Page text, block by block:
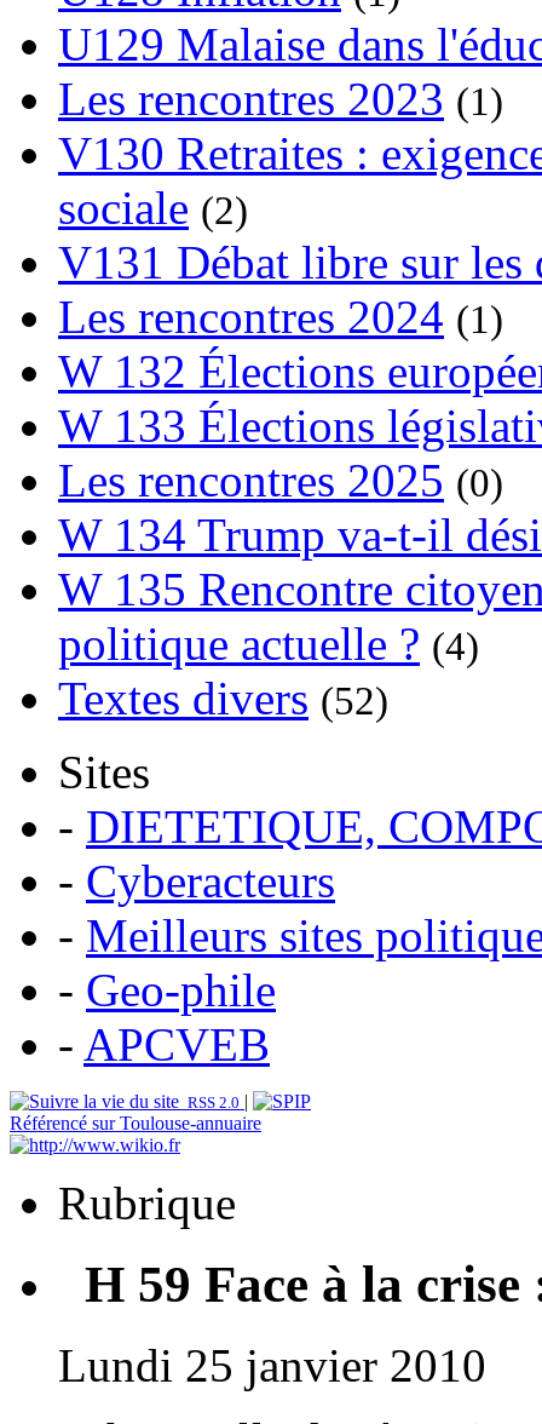
U129 Malaise dans
Les rencontres 2023 (1)
V130 Retraites :
sociale (2)
V131 Débat libre sur les
Les rencontres 2024 (1)
W 132 Élections
W 133 Élections
Les rencontres 2025 (0)
W 134 Trump va-t-il
W 135 Rencontre
politique actuelle ? (4)
Textes divers (52)
Sites
- DIETETIQUE,
- Cyberacteurs
- Meilleurs sites
- Geo-phile
- APCVEB
RSS 2.0 |
Référencé sur Toulouse-annuaire
Rubrique
H 59 Face à la
Lundi 25 janvier 2010